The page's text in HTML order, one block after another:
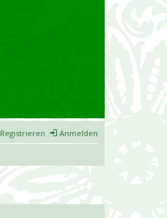
Anmelden
Registrieren